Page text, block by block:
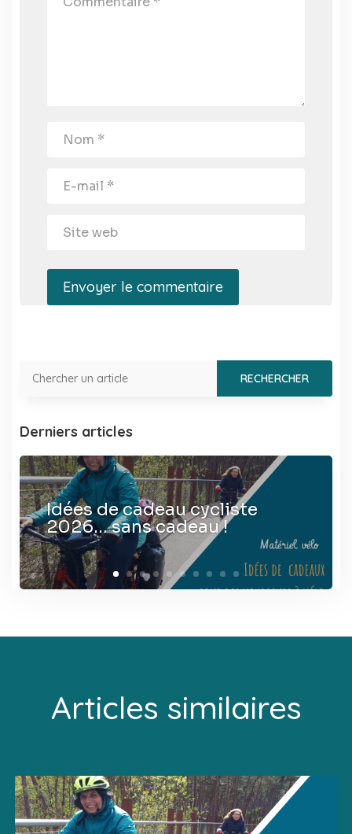
Envoyer le commentaire
Derniers articles
Idées de cadeau cycliste
2026… sans cadeau !
Articles similaires